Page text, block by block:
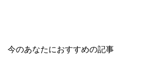
今のあなたにおすすめの記事